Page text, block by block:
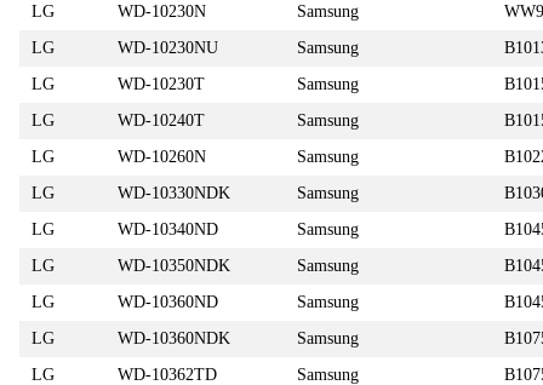
LG
WD-10230N Samsung
LG
WD-10230NU Samsung
LG
WD-10230T Samsung
LG
WD-10240T Samsung
LG
WD-10260N Samsung
LG
WD-10330NDK Samsung
LG
WD-10340ND Samsung
LG
WD-10350NDK Samsung
LG
WD-10360ND Samsung
LG
WD-10360NDK Samsung
LG
WD-10362TD Samsung